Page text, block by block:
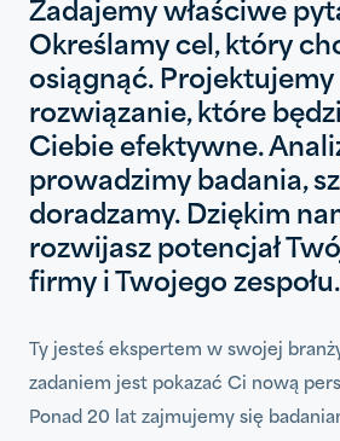
Zadajemy właściwe
Określamy cel, który
osiągnąć. Projektujemy
rozwiązanie, które
Ciebie efektywne.
prowadzimy badania,
doradzamy. Dziękim
rozwijasz potencjał
firmy i Twojego zespołu.
Ty jesteś ekspertem w swojej
zadaniem jest pokazać Ci nową
Ponad 20 lat zajmujemy się